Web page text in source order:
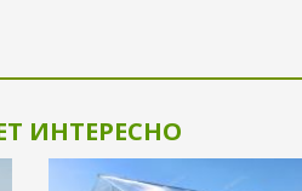
ИНТЕРЕСНО